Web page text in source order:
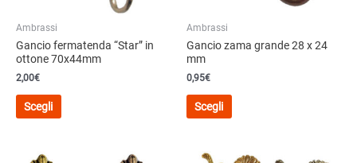
Ambrassi
Gancio fermatenda “Star” in
ottone 70x44mm
2,00€
Scegli
Questo
prodotto
Ambrassi
Gancio zama grande 28 x 24
mm
0,95€
Scegli
Questo
prodotto